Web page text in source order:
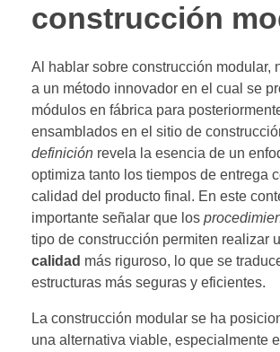
construcción
Al hablar sobre construcción modular,
a un método innovador en el cual se
módulos en fábrica para
ensamblados en el sitio de
definición revela la esencia de un
optimiza tanto los tiempos de entrega
calidad del producto final. En este
importante señalar que los
tipo de construcción permiten realizar
calidad más riguroso, lo que se
estructuras más seguras y eficientes.
La construcción modular se ha
una alternativa viable, especialmente